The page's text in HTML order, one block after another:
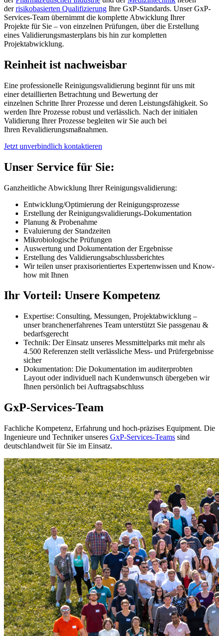
derrisikobasierten Qualifizierung Ihre GxP-Standards. Unser GxP-
Services-Team übernimmt die komplette Abwicklung Ihrer
Projekte für Sie – von einzelnen Prüfungen, über die Erstellung
eines Validierungsmasterplans bis hin zur kompletten
Projektabwicklung.
Reinheit ist nachweisbar
Eine professionelle Reinigungsvalidierung beginnt für uns mit
einer detaillierten Betrachtung und Bewertung der
einzelnen Schritte Ihrer Prozesse und deren Leistungsfähigkeit. So
werden Ihre Prozesse robust und verlässlich. Nach der initialen
Validierung Ihrer Prozesse begleiten wir Sie auch bei
Ihren Revalidierungsmaßnahmen.
Jetzt unverbindlich kontaktieren
Unser Service für Sie:
Ganzheitliche Abwicklung Ihrer Reinigungsvalidierung:
Entwicklung/Optimierung der Reinigungsprozesse
Erstellung der Reinigungsvalidierungs-Dokumentation
Planung & Probenahme
Evaluierung der Standzeiten
Mikrobiologische Prüfungen
Auswertung und Dokumentation der Ergebnisse
Erstellung des Validierungsabschlussberichtes
Wir teilen unser praxisorientiertes Expertenwissen und Know-
how mit Ihnen
Ihr Vorteil: Unsere Kompetenz
Expertise: Consulting, Messungen, Projektabwicklung –
unser branchenerfahrenes Team unterstützt Sie passgenau &
bedarfsgerecht
Technik: Der Einsatz unseres Messmittelparks mit mehr als
4.500 Referenzen stellt verlässliche Mess- und Prüfergebnisse
sicher
Dokumentation: Die Dokumentation im auditerprobten
Layout oder individuell nach Kundenwunsch übergeben wir
Ihnen persönlich bei Auftragsabschluss
GxP-Services-Team
Fachliche Kompetenz, Erfahrung und hoch-präzises Equipment. Die
Ingenieure und Techniker unseres GxP-Services-Teams sind
deutschlandweit für Sie im Einsatz.